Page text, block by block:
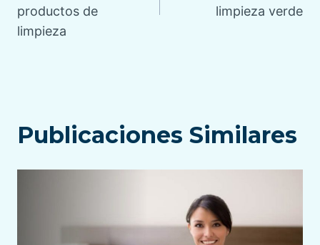
entradas
productos de
limpieza
limpieza verde
Publicaciones Similares